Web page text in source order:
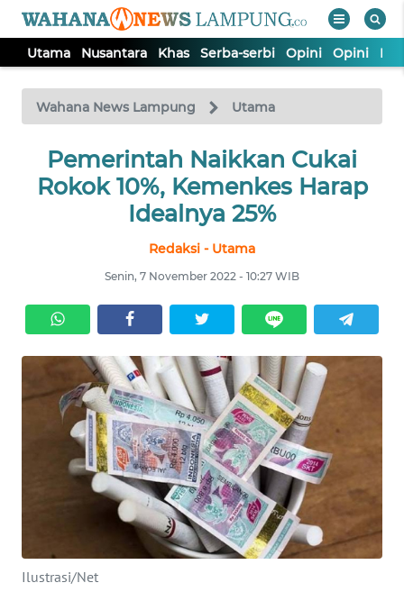
Utama Nusantara Khas Serba-serbi Opini Opini
Wahana News Lampung Utama
Pemerintah Naikkan Cukai
Rokok 10%, Kemenkes Harap
Idealnya 25%
Redaksi - Utama
Senin, 7 November 2022 - 10:27 WIB
Ilustrasi/Net
TV
Tutup
UTAMA
SERBA-
SERBI
KONTAK